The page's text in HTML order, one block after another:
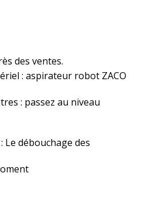
des ventes.
: aspirateur robot ZACO
: passez au niveau
Le débouchage des